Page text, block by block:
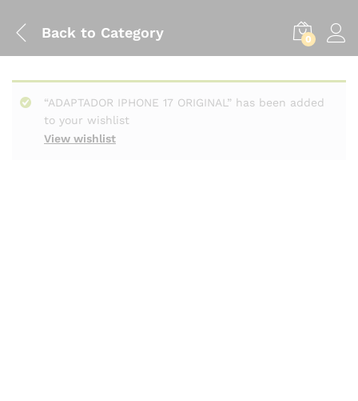
Back to Category 0
View wishlist
“ADAPTADOR IPHONE 17 ORIGINAL” has been added
to your wishlist